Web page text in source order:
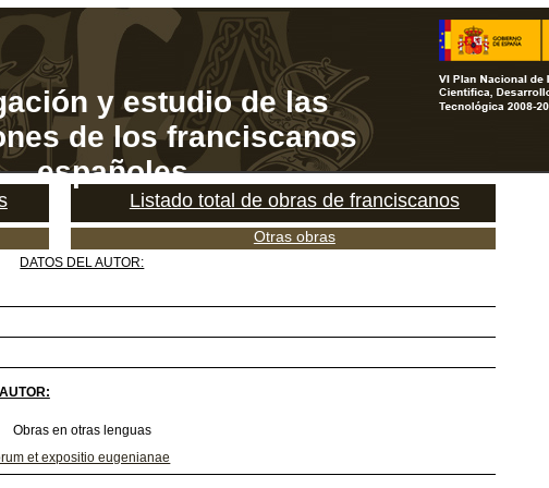
y estudio de las
de los franciscanos
españoles
Listado total de obras de franciscanos
Otras obras
DATOS DEL AUTOR:
Obras en otras lenguas
et expositio eugenianae